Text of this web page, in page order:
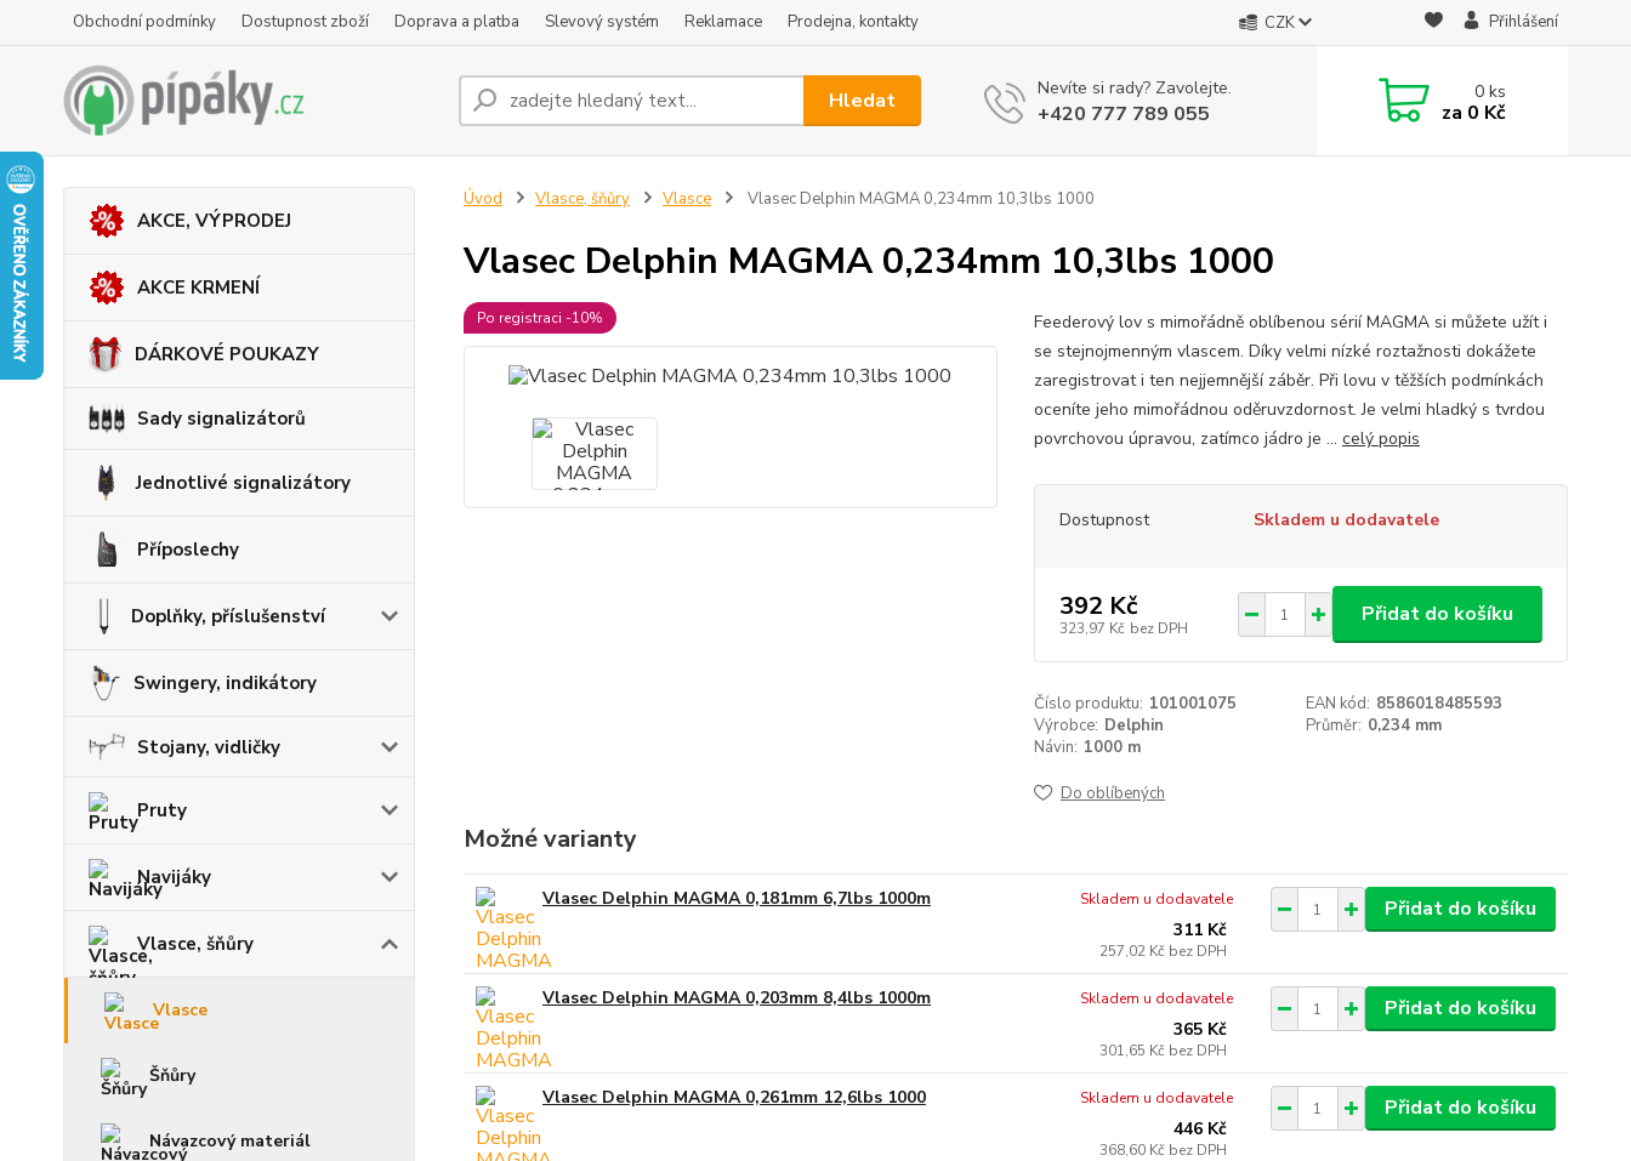
Obchodní podmínky Dostupnost zboží Doprava a platba Slevový systém Reklamace Prodejna, kontakty CZK Přihlášení
Hledat Nevíte si rady? Zavolejte.
+420 777 789 055
0ks
za 0 Kč
AKCE, VÝPRODEJ
AKCE KRMENÍ
DÁRKOVÉ POUKAZY
Sady signalizátorů
Jednotlivé signalizátory
Příposlechy
Doplňky, příslušenství
Swingery, indikátory
Stojany, vidličky
Pruty
Navijáky
Vlasce, šňůry
Vlasce
Šňůry
Návazcový materiál
Úvod Vlasce, šňůry Vlasce Vlasec Delphin MAGMA 0,234mm 10,3lbs 1000
Vlasec Delphin MAGMA 0,234mm 10,3lbs 1000
Po registraci -10%
Feederový lov s mimořádně oblíbenou sérií MAGMA si můžete užít i
se stejnojmenným vlascem. Díky velmi nízké roztažnosti dokážete
zaregistrovat i ten nejjemnější záběr. Při lovu v těžších podmínkách
oceníte jeho mimořádnou oděruvzdornost. Je velmi hladký s tvrdou
povrchovou úpravou, zatímco jádro je ... celý popis
Dostupnost Skladem u dodavatele
392 Kč
323,97 Kč bez DPH
Přidat do košíku
Číslo produktu: 101001075 EAN kód: 8586018485593
Výrobce: Delphin Průměr: 0,234 mm
Návin: 1000 m
Do oblíbených
Možné varianty
Vlasec Delphin MAGMA 0,181mm 6,7lbs 1000m
311 Kč
257,02 Kč bez DPH
Skladem u dodavatele Přidat do košíku
Vlasec Delphin MAGMA 0,203mm 8,4lbs 1000m
365 Kč
301,65 Kč bez DPH
Skladem u dodavatele Přidat do košíku
Vlasec Delphin MAGMA 0,261mm 12,6lbs 1000
446 Kč
368,60 Kč bez DPH
Skladem u dodavatele Přidat do košíku